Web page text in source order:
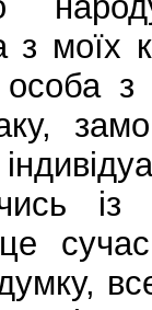
з моїх
особа